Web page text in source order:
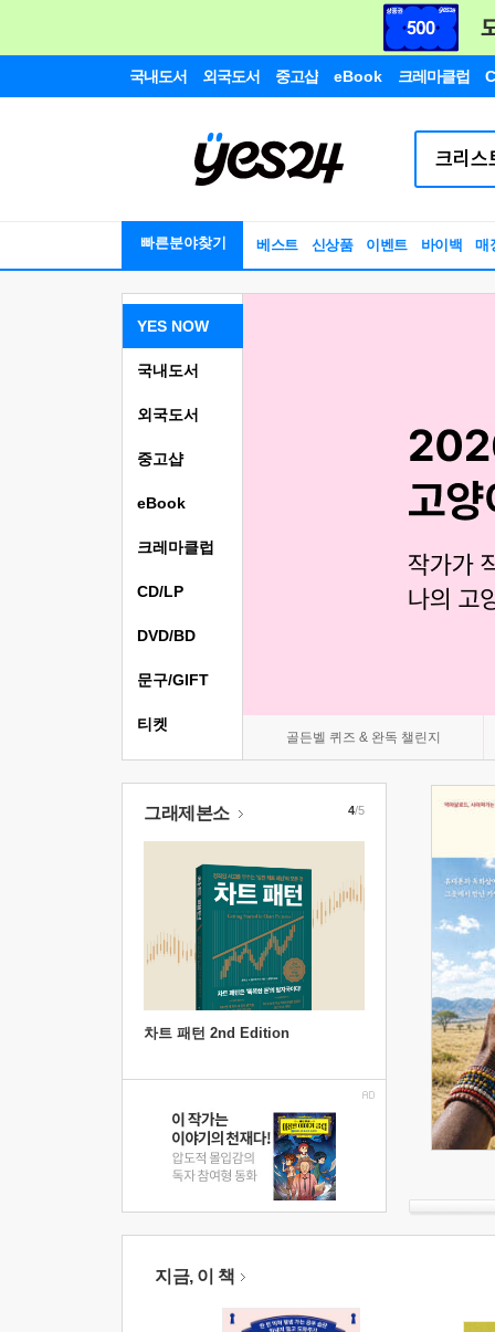
국내도서 외국도서 중고샵 eBook 크레마클럽
빠른분야찾기 베스트 신상품 이벤트 바이백 매
YES NOW
골든벨 퀴즈 & 완독 챌린지
국내도서
외국도서
중고샵
eBook
크레마클럽
CD/LP
DVD/BD
문구/GIFT
티켓
그래제본소
차트 패턴 2nd Edition
4/5
지금, 이 책